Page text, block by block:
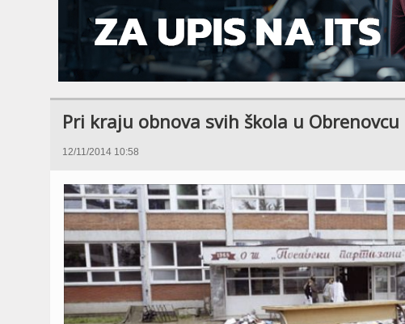
Pri kraju obnova svih škola u Obrenovcu
12/11/2014 10:58